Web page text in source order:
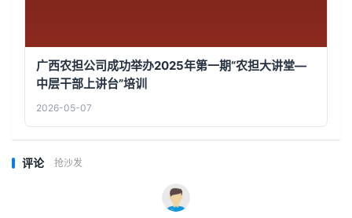
广西农担公司成功举办2025年第一期“农担大讲堂—
中层干部上讲台”培训
2026-05-07
评论 抢沙发